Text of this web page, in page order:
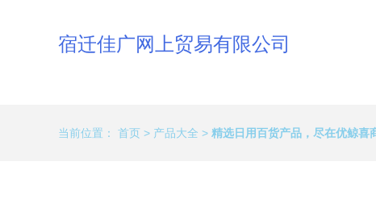
宿迁佳广网上贸易有限公司
当前位置： 首页 > 产品大全 > 精选日用百货产品，尽在优鲸喜